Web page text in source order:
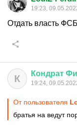
19:23,
Отдать власть
К Кондрат
19:24,
От пользователя
братья на ведут